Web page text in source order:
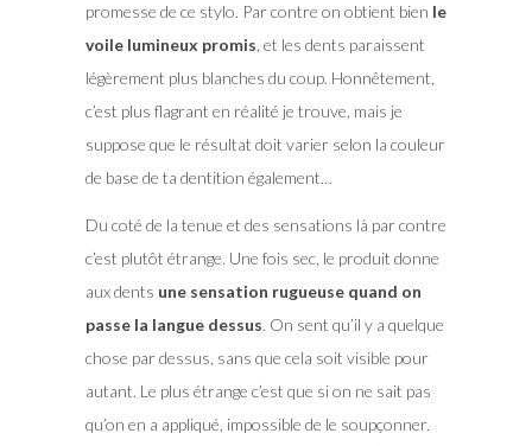
promesse de ce stylo. Par contre on obtient bien le
voile lumineux promis , et les dents paraissent
légèrement plus blanches du coup. Honnêtement,
c’est plus flagrant en réalité je trouve, mais je
suppose que le résultat doit varier selon la couleur
de base de ta dentition également…
Du coté de la tenue et des sensations là par contre
c’est plutôt étrange. Une fois sec, le produit donne
aux dents une sensation rugueuse quand on
passe la langue dessus. On sent qu’il y a quelque
chose par dessus, sans que cela soit visible pour
autant. Le plus étrange c’est que si on ne sait pas
qu’on en a appliqué, impossible de le soupçonner.